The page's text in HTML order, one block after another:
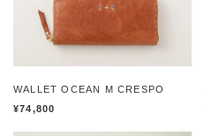
WALLET OCEAN M CRESPO
¥74,800